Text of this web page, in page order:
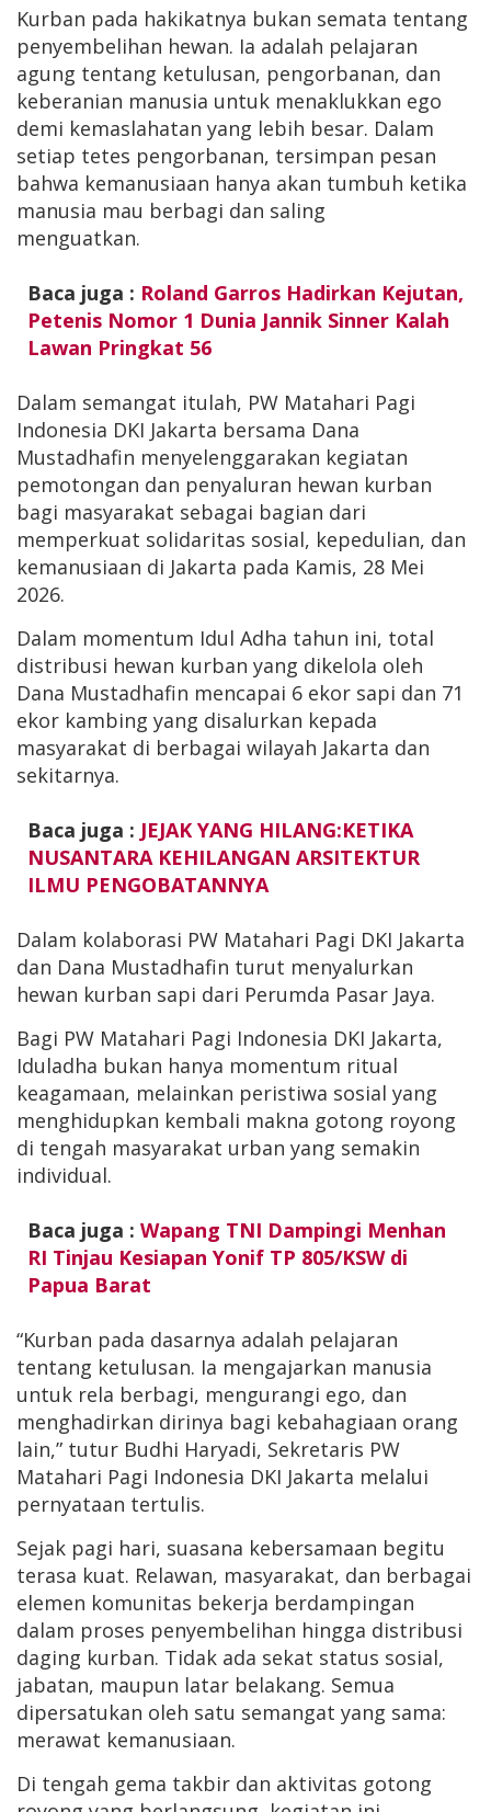
Kurban pada hakikatnya bukan semata tentang
penyembelihan hewan. Ia adalah pelajaran
agung tentang ketulusan, pengorbanan, dan
keberanian manusia untuk menaklukkan ego
demi kemaslahatan yang lebih besar. Dalam
setiap tetes pengorbanan, tersimpan pesan
bahwa kemanusiaan hanya akan tumbuh ketika
manusia mau berbagi dan saling
menguatkan.
Baca juga : Roland Garros Hadirkan Kejutan,
Petenis Nomor 1 Dunia Jannik Sinner Kalah
Lawan Pringkat 56
Dalam semangat itulah, PW Matahari Pagi
Indonesia DKI Jakarta bersama Dana
Mustadhafin menyelenggarakan kegiatan
pemotongan dan penyaluran hewan kurban
bagi masyarakat sebagai bagian dari
memperkuat solidaritas sosial, kepedulian, dan
kemanusiaan di Jakarta pada Kamis, 28 Mei
2026.
Dalam momentum Idul Adha tahun ini, total
distribusi hewan kurban yang dikelola oleh
Dana Mustadhafin mencapai 6 ekor sapi dan 71
ekor kambing yang disalurkan kepada
masyarakat di berbagai wilayah Jakarta dan
sekitarnya.
Baca juga : JEJAK YANG HILANG:KETIKA
NUSANTARA KEHILANGAN ARSITEKTUR
ILMU PENGOBATANNYA
Dalam kolaborasi PW Matahari Pagi DKI Jakarta
dan Dana Mustadhafin turut menyalurkan
hewan kurban sapi dari Perumda Pasar Jaya.
Bagi PW Matahari Pagi Indonesia DKI Jakarta,
Iduladha bukan hanya momentum ritual
keagamaan, melainkan peristiwa sosial yang
menghidupkan kembali makna gotong royong
di tengah masyarakat urban yang semakin
individual.
Baca juga : Wapang TNI Dampingi Menhan
RI Tinjau Kesiapan Yonif TP 805/KSW di
Papua Barat
“Kurban pada dasarnya adalah pelajaran
tentang ketulusan. Ia mengajarkan manusia
untuk rela berbagi, mengurangi ego, dan
menghadirkan dirinya bagi kebahagiaan orang
lain,” tutur Budhi Haryadi, Sekretaris PW
Matahari Pagi Indonesia DKI Jakarta melalui
pernyataan tertulis.
Sejak pagi hari, suasana kebersamaan begitu
terasa kuat. Relawan, masyarakat, dan berbagai
elemen komunitas bekerja berdampingan
dalam proses penyembelihan hingga distribusi
daging kurban. Tidak ada sekat status sosial,
jabatan, maupun latar belakang. Semua
dipersatukan oleh satu semangat yang sama:
merawat kemanusiaan.
Di tengah gema takbir dan aktivitas gotong